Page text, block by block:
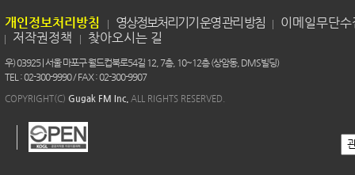
개인정보처리방침 영상정보처리기기 운영 관리 방침
이메일무단
저작권정책
찾아오시는 길
우) 03925 | 서울 마포구 월드컵북로54길 12, 7층, 10~12층 (상암동, DMS빌딩)
TEL : 02-300-9990 / FAX : 02-300-9907
COPYRIGHT(C) Gugak FM Inc. ALL RIGHTS RESERVED.